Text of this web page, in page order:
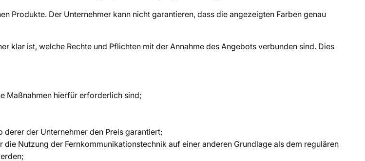
Produkte. Der Unternehmer kann nicht garantieren, dass die angezeigten Farben genau
klar ist, welche Rechte und Pflichten mit der Annahme des Angebots verbunden sind. Dies
Maßnahmen hierfür erforderlich sind;
der Unternehmer den Preis garantiert;
Nutzung der Fernkommunikationstechnik auf einer anderen Grundlage als dem regulären